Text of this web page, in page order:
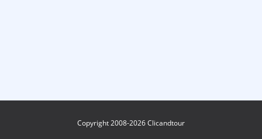
Copyright 2008-2026 Clicandtour